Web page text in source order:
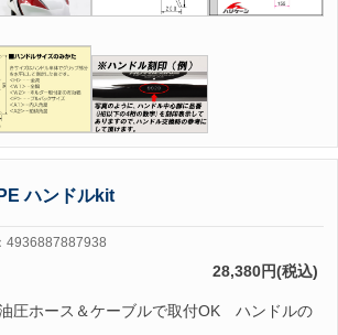
ハンドルkit
4936887887938
28,380円(税込)
圧ホース＆ケーブルで取付OK ハンドルの